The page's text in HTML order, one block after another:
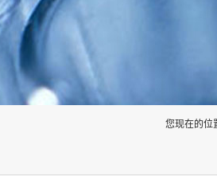
您现在的位